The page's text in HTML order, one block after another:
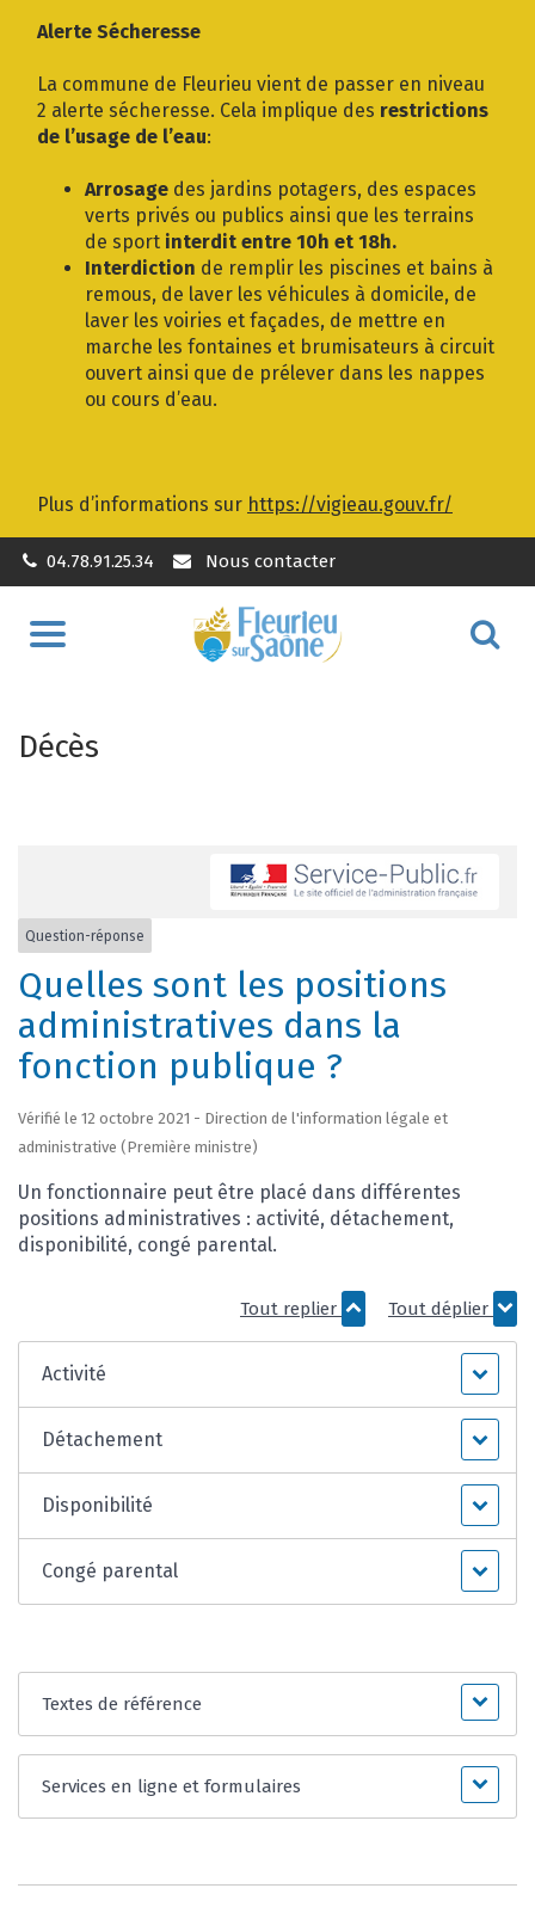
Alerte Sécheresse
La commune de Fleurieu vient de passer en niveau
2 alerte sécheresse. Cela implique des restrictions
de l’usage de l’eau:
Arrosage des jardins potagers, des espaces
verts privés ou publics ainsi que les terrains
de sport interdit entre 10h et 18h.
Interdiction de remplir les piscines et bains à
remous, de laver les véhicules à domicile, de
laver les voiries et façades, de mettre en
marche les fontaines et brumisateurs à circuit
ouvert ainsi que de prélever dans les nappes
ou cours d’eau.
Plus d’informations sur https://vigieau.gouv.fr/
04.78.91.25.34 Nous contacter
Aller
Décès
Question-réponse
Quelles sont les positions
administratives dans la
fonction publique ?
Vérifié le 12 octobre 2021 - Direction de l'information légale et
administrative (Première ministre)
Un fonctionnaire peut être placé dans différentes
positions administratives : activité, détachement,
disponibilité, congé parental.
Tout replier Tout déplier
Activité
Détachement
Disponibilité
Congé parental
Textes de référence
Services en ligne et formulaires